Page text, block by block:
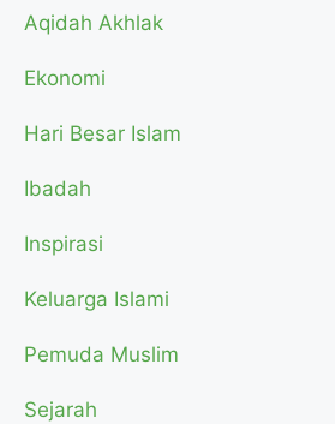
Aqidah Akhlak
Ekonomi
Hari Besar Islam
Ibadah
Inspirasi
Keluarga Islami
Pemuda Muslim
Sejarah